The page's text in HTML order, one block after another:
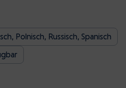
Polnisch, Russisch, Spanisch